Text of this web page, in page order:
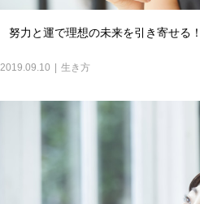
努力と運で理想の未来を引き寄せる
2019.09.10 生き方